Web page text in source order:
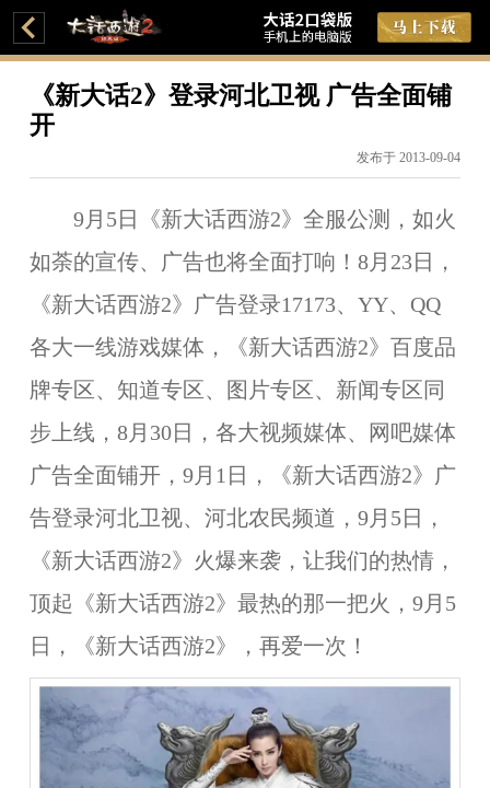
《新大话2》登录河北卫视 广告全面铺
开
发布于 2013-09-04
9月5日《新大话西游2》全服公测，如火
如荼的宣传、广告也将全面打响！8月23日，
《新大话西游2》广告登录17173、YY、QQ
各大一线游戏媒体，《新大话西游2》百度品
牌专区、知道专区、图片专区、新闻专区同
步上线，8月30日，各大视频媒体、网吧媒体
广告全面铺开，9月1日，《新大话西游2》广
告登录河北卫视、河北农民频道， 9月5日
，
《新大话西游2》火爆来袭，让我们的热情，
顶起《新大话西游2》最热的那一把火，9月5
日，《新大话西游2》，再爱一次！